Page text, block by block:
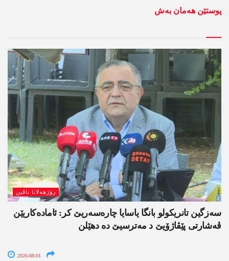
پوستێن ھەمان بەش
رۆژھەلاتا ناڤین
سەزگین تانریکولو بانگا یاسایا چارەسەریێ کر: ئامادەکاریێن
ڤەشارتی پێڤاژۆیێ د مەترسیێ دە دھێلن
2026-08-01